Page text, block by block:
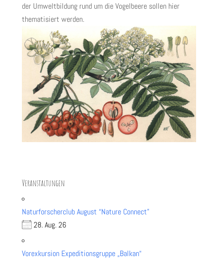
der Umweltbildung rund um die Vogelbeere sollen hier
thematisiert werden.
Veranstaltungen
Naturforscherclub August “Nature Connect”
28. Aug. 26
Vorexkursion Expeditionsgruppe „Balkan“